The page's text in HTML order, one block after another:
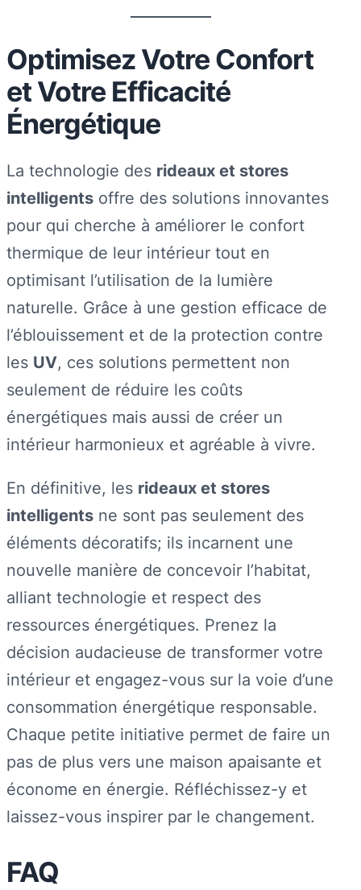
Optimisez Votre Confort
et Votre Efficacité
Énergétique
La technologie des rideaux et stores
intelligents offre des solutions innovantes
pour qui cherche à améliorer le confort
thermique de leur intérieur tout en
optimisant l’utilisation de la lumière
naturelle. Grâce à une gestion efficace de
l’éblouissement et de la protection contre
les UV, ces solutions permettent non
seulement de réduire les coûts
énergétiques mais aussi de créer un
intérieur harmonieux et agréable à vivre.
En définitive, les rideaux et stores
intelligents ne sont pas seulement des
éléments décoratifs; ils incarnent une
nouvelle manière de concevoir l’habitat,
alliant technologie et respect des
ressources énergétiques. Prenez la
décision audacieuse de transformer votre
intérieur et engagez-vous sur la voie d’une
consommation énergétique responsable.
Chaque petite initiative permet de faire un
pas de plus vers une maison apaisante et
économe en énergie. Réfléchissez-y et
laissez-vous inspirer par le changement.
FAQ